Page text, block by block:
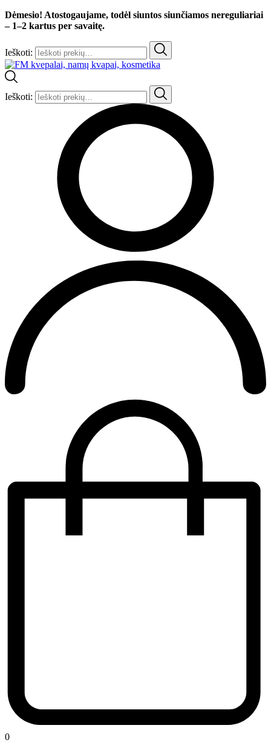
Dėmesio! Atostogaujame, todėl siuntos siunčiamos nereguliariai
– 1–2 kartus per savaitę.
Ieškoti:
Ieškoti:
0